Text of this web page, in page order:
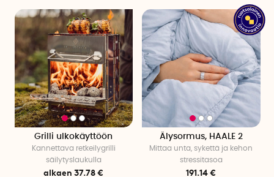
Grilli ulkokäyttöön
Kannettava retkeilygrilli
säilytyslaukulla
alkaen 37.78 €
Älysormus, HAALE 2
Mittaa unta, sykettä ja kehon
stressitasoa
191.14 €